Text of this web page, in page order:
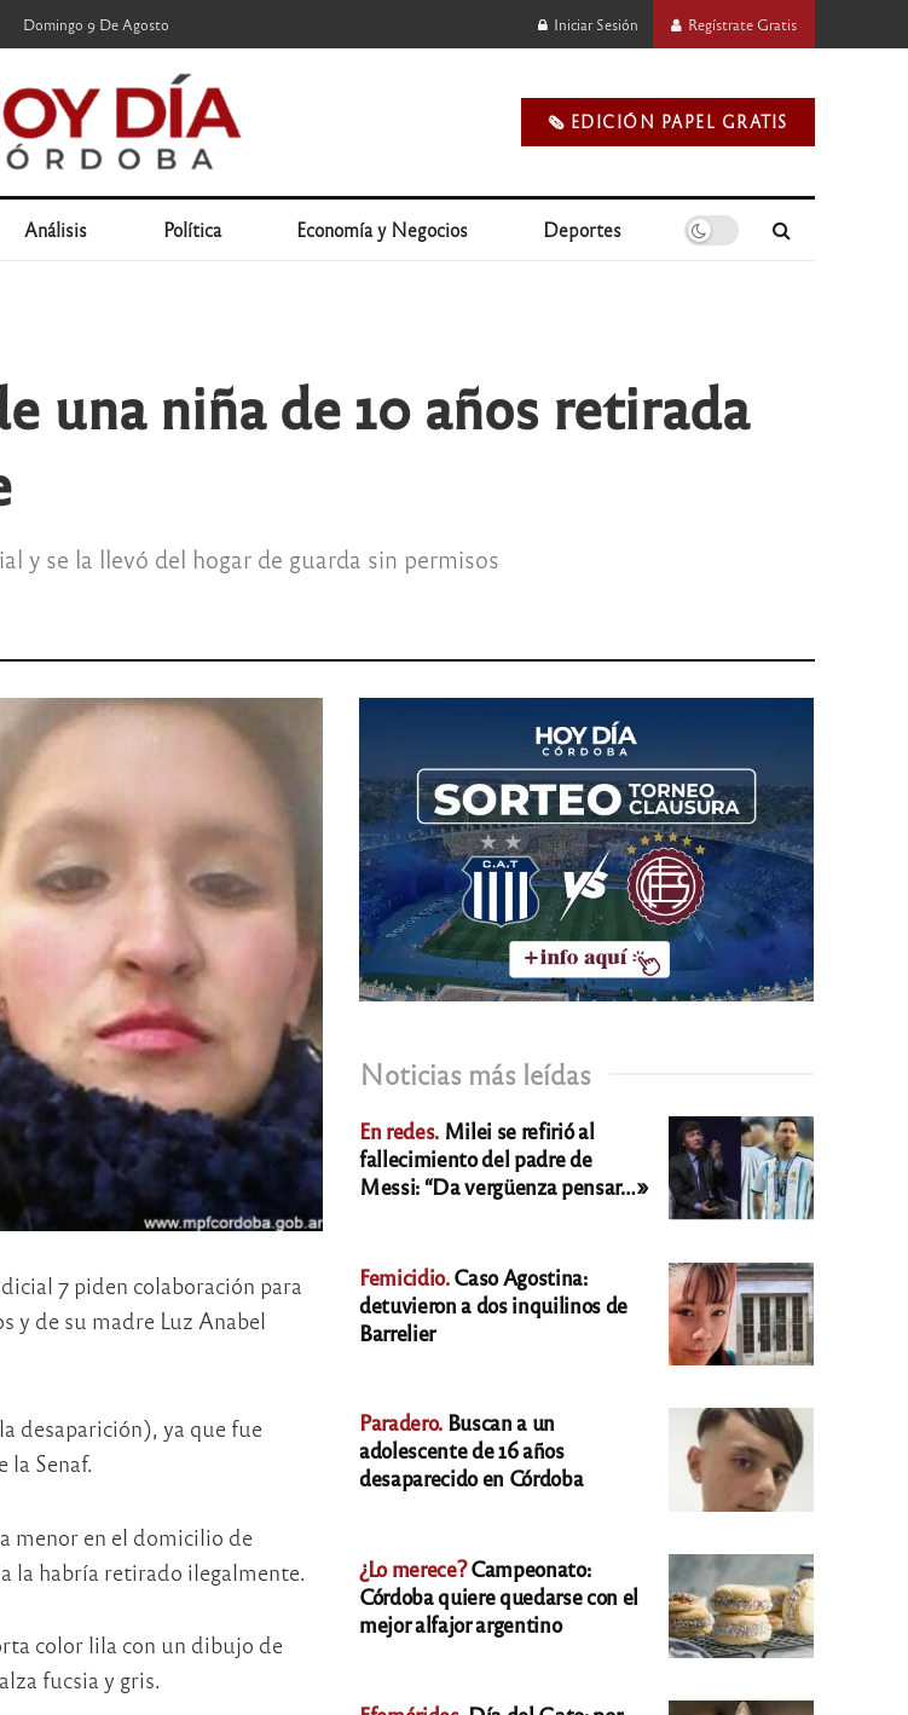
Domingo 9 De Agosto Iniciar Sesión Regístrate Gratis
🗞️ EDICIÓN PAPEL GRATIS
Análisis Política Economía y Negocios Deportes
una niña de 10 años retirada
y se la llevó del hogar de guarda sin permisos
7 piden colaboración para
y de su madre Luz Anabel
desaparición), ya que fue
la Senaf.
menor en el domicilio de
la habría retirado ilegalmente.
color lila con un dibujo de
fucsia y gris.
Noticias más leídas
En redes. Milei se refirió al
fallecimiento del padre de
Messi: “Da vergüenza pensar…»
Femicidio.Caso Agostina:
detuvieron a dos inquilinos de
Barrelier
Paradero. Buscan a un
adolescente de 16 años
desaparecido en Córdoba
¿Lo merece?Campeonato:
Córdoba quiere quedarse con el
mejor alfajor argentino